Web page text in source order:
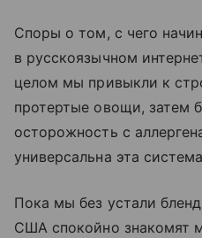
Споры о том, с чего
в русскоязычном
целом мы привыкли к
протертые овощи, затем
осторожность с
универсальна эта
Пока мы без устали
США спокойно знакомят